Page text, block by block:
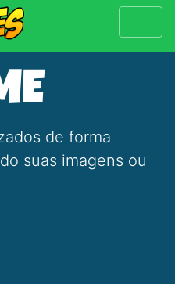
de forma
suas imagens ou